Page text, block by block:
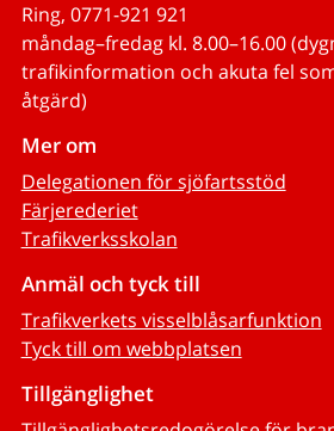
Ring, 0771-921 921
måndag–fredag kl. 8.00–16.00
trafikinformation och akuta fel
åtgärd)
Mer om
Delegationen för sjöfartsstöd
Färjerederiet
Trafikverksskolan
Anmäl och tyck till
Trafikverkets visselblåsarfunktion
Tyck till om webbplatsen
Tillgänglighet